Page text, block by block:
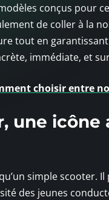
conçus pour
de coller à la
tout en
immédiate, et
choisir entre
une
qu’un simple scooter.
des jeunes